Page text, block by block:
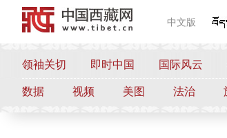
中文版
领袖关切 即时中国 国际风云
数据 视频 美图 法治